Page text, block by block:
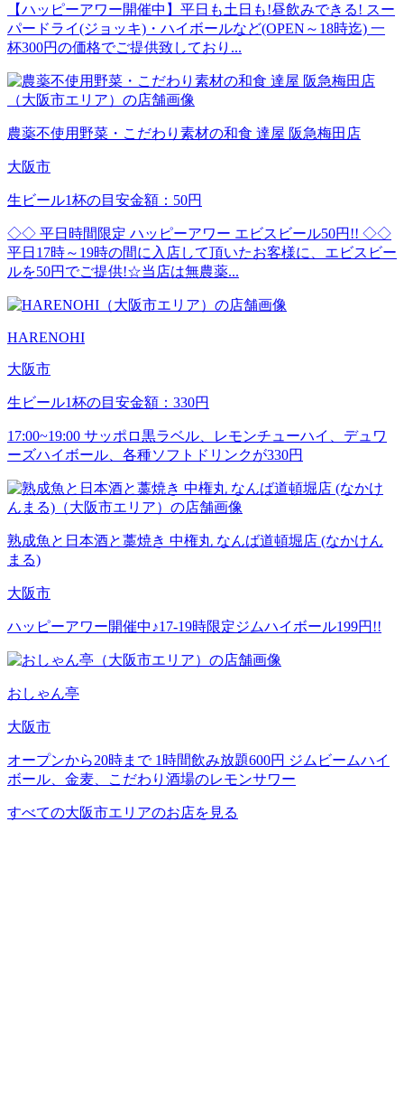
【ハッピーアワー開催中】平日も土日も!昼飲みできる! スー
パードライ(ジョッキ)・ハイボールなど(OPEN～18時迄) 一
杯300円の価格でご提供致しており...
農薬不使用野菜・こだわり素材の和食 達屋 阪急梅田店
大阪市
生ビール1杯の目安金額：50円
◇◇ 平日時間限定 ハッピーアワー エビスビール50円!! ◇◇
平日17時～19時の間に入店して頂いたお客様に、エビスビー
ルを50円でご提供!☆当店は無農薬...
HARENOHI
大阪市
生ビール1杯の目安金額：330円
17:00~19:00 サッポロ黒ラベル、レモンチューハイ、デュワ
ーズハイボール、各種ソフトドリンクが330円
熟成魚と日本酒と藁焼き 中権丸 なんば道頓堀店 (なかけん
まる)
大阪市
ハッピーアワー開催中♪17-19時限定ジムハイボール199円!!
おしゃん亭
大阪市
オープンから20時まで 1時間飲み放題600円 ジムビームハイ
ボール、金麦、こだわり酒場のレモンサワー
すべての大阪市エリアのお店を見る